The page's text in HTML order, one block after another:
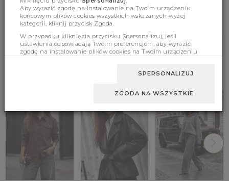
Wymiary
Aby wyrazić zgodę na instalowanie na Twoim urządzeniu
końcowym plików cookies wszystkich wskazanych wyżej
kategorii, kliknij przycisk Zgoda.
W przypadku kliknięcia przycisku Spersonalizuj, jeśli
ustawienia odpowiadają Twoim preferencjom, aby wyrazić
zgodę na instalowanie plików cookies na Twoim urządzeniu
SPERSONALIZUJ
ZGODA NA WSZYSTKIE